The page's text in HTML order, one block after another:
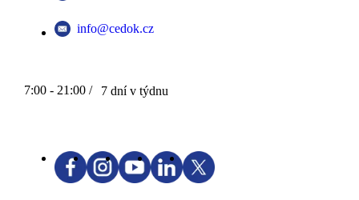
info@cedok.cz
7:00 - 21:00 / 7 dní v týdnu